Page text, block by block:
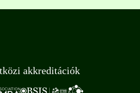
akkreditációk